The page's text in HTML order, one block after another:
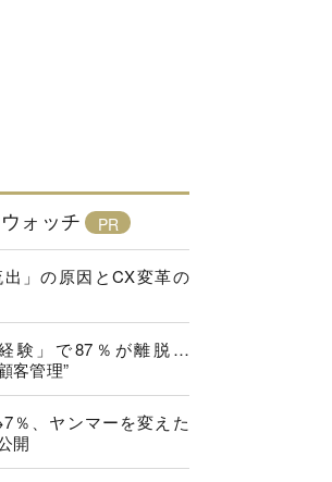
ォッチ
」の原因とCX変革の
験」で87％が離脱…
客管理”
％、ヤンマーを変えた
開